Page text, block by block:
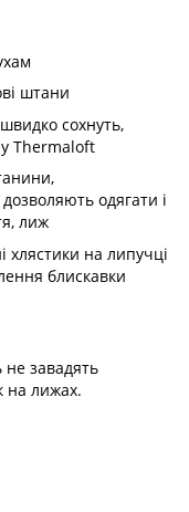
штани
сохнуть,
Thermaloft
одягати і
лиж
хлястики на липучці
блискавки
не завадять
на лижах.